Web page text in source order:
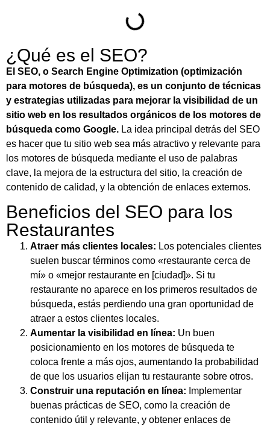
¿Qué es el SEO?
El SEO, o Search Engine Optimization (optimización
para motores de búsqueda), es un conjunto de técnicas
y estrategias utilizadas para mejorar la visibilidad de un
sitio web en los resultados orgánicos de los motores de
búsqueda como Google. La idea principal detrás del SEO
es hacer que tu sitio web sea más atractivo y relevante para
los motores de búsqueda mediante el uso de palabras
clave, la mejora de la estructura del sitio, la creación de
contenido de calidad, y la obtención de enlaces externos.
Beneficios del SEO para los
Restaurantes
Atraer más clientes locales: Los potenciales clientes
suelen buscar términos como «restaurante cerca de
mí» o «mejor restaurante en [ciudad]». Si tu
restaurante no aparece en los primeros resultados de
búsqueda, estás perdiendo una gran oportunidad de
atraer a estos clientes locales.
Aumentar la visibilidad en línea: Un buen
posicionamiento en los motores de búsqueda te
coloca frente a más ojos, aumentando la probabilidad
de que los usuarios elijan tu restaurante sobre otros.
Construir una reputación en línea: Implementar
buenas prácticas de SEO, como la creación de
contenido útil y relevante, y obtener enlaces de